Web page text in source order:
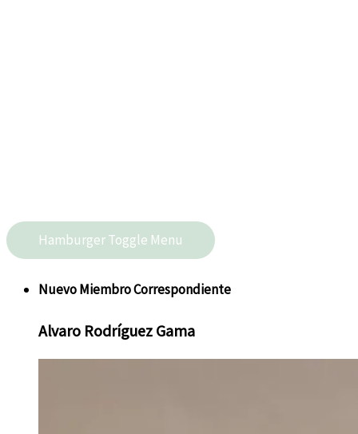
Hamburger Toggle Menu
NuevoMiembro Correspondiente
Alvaro Rodríguez Gama